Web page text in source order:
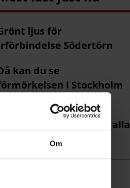
Om
ljus för
Södertörn
kan du se
i Stockholm
Brita, 92, bor med
”Inga mygg i alla